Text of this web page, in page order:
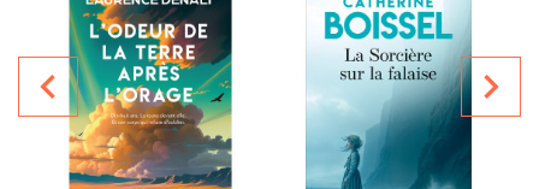
navigate_before navigate_next